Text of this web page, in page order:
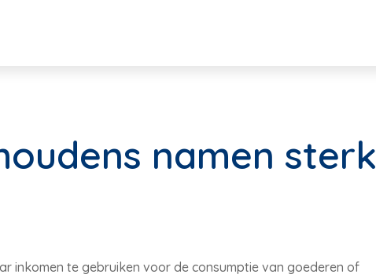
namen sterk
inkomen te gebruiken voor de consumptie van goederen of